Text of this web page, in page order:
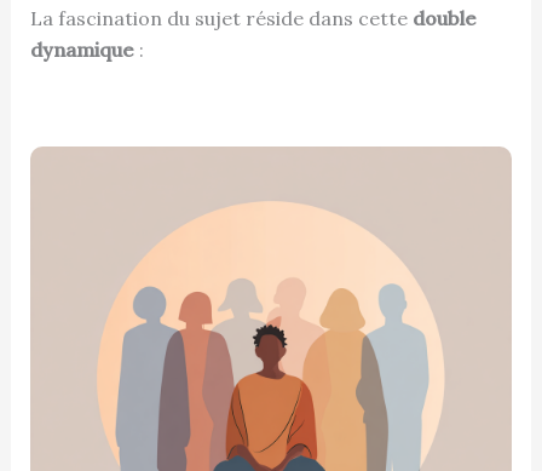
La fascination du sujet réside dans cette double
dynamique: